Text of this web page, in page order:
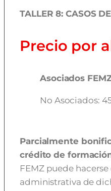
TALLER 8: CASOS
Precio por
Asociados
No Asociados:
Parcialmente
crédito de
FEMZ puede
administrativa de